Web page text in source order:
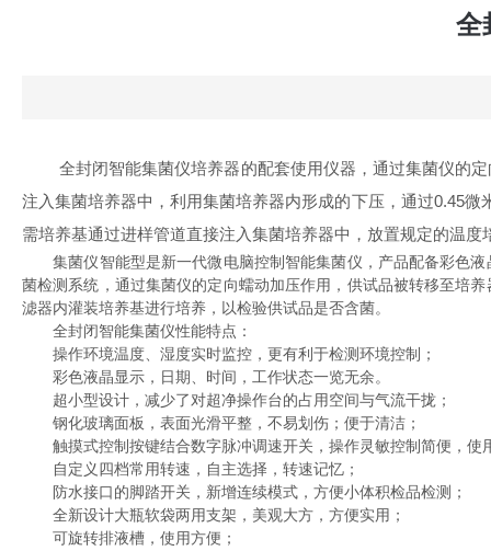
全
全封闭智能集菌仪培养器的配套使用仪器，通过集菌仪的定
注入集菌培养器中，利用集菌培养器内形成的下压，通过0.45
需培养基通过进样管道直接注入集菌培养器中，放置规定的温度
集菌仪智能型是新一代微电脑控制智能集菌仪，产品配备彩色液
菌检测系统，通过集菌仪的定向蠕动加压作用，供试品被转移至培
滤器内灌装培养基进行培养，以检验供试品是否含菌。
全封闭智能集菌仪性能特点：
操作环境温度、湿度实时监控，更有利于检测环境控制；
彩色液晶显示，日期、时间，工作状态一览无余。
超小型设计，减少了对超净操作台的占用空间与气流干拢；
钢化玻璃面板，表面光滑平整，不易划伤；便于清洁；
触摸式控制按键结合数字脉冲调速开关，操作灵敏控制简便，使
自定义四档常用转速，自主选择，转速记忆；
防水接口的脚踏开关，新增连续模式，方便小体积检品检测；
全新设计大瓶软袋两用支架，美观大方，方便实用；
可旋转排液槽，使用方便；